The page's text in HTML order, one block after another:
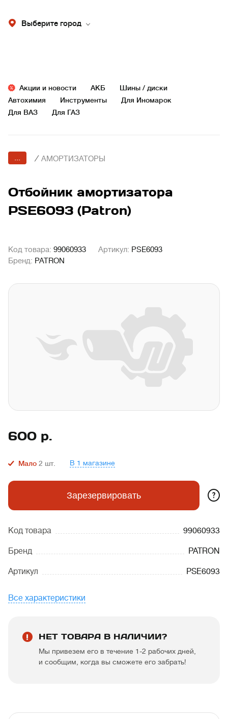
Выберите город
Акции и новости АКБ
Шины / диски
Автохимия
Инструменты
Для Иномарок
Для ВАЗ
Для ГАЗ
... / АМОРТИЗАТОРЫ
Отбойник амортизатора
PSE6093 (Patron)
Код товара: 99060933 Артикул: PSE6093
Бренд: PATRON
600 р.
Мало 2 шт. В 1 магазине
Зарезервировать ?
Код товара 99060933
Бренд PATRON
Артикул PSE6093
Все характеристики
НЕТ ТОВАРА В НАЛИЧИИ?
Мы привезем его в течение 1-2 рабочих дней,
и сообщим, когда вы сможете его забрать!